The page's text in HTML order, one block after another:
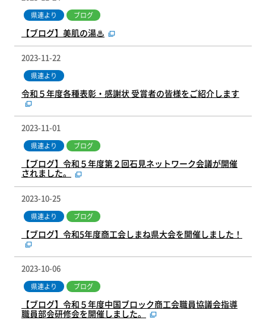
県連より ブログ
【ブログ】美肌の湯♨
2023-11-22
県連より
令和５年度各種表彰・感謝状 受賞者の皆様をご紹介します
2023-11-01
県連より ブログ
【ブログ】令和５年度第２回石見ネットワーク会議が開催
されました。
2023-10-25
県連より ブログ
【ブログ】令和5年度商工会しまね県大会を開催しました！
2023-10-06
県連より ブログ
【ブログ】令和５年度中国ブロック商工会職員協議会指導
職員部会研修会を開催しました。